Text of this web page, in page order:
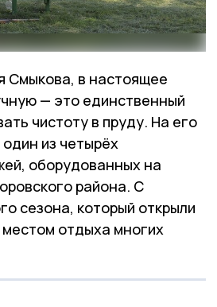
Смыкова, в настоящее
— это единственный
чистоту в пруду. На его
из четырёх
оборудованных на
района. С
сезона, который открыли
местом отдыха многих